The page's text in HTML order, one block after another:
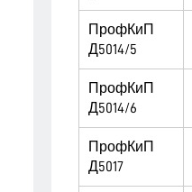
ПрофКиП
Д5014/5
ПрофКиП
Д5014/6
ПрофКиП
Д5017